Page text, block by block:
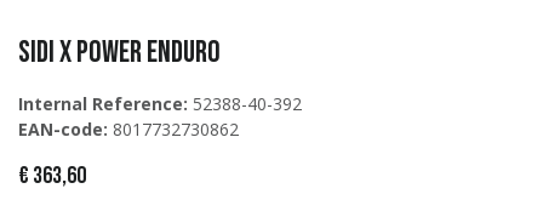
Sidi X POWER ENDURO
Internal Reference: 52388-40-392
EAN-code: 8017732730862
€ 363,60